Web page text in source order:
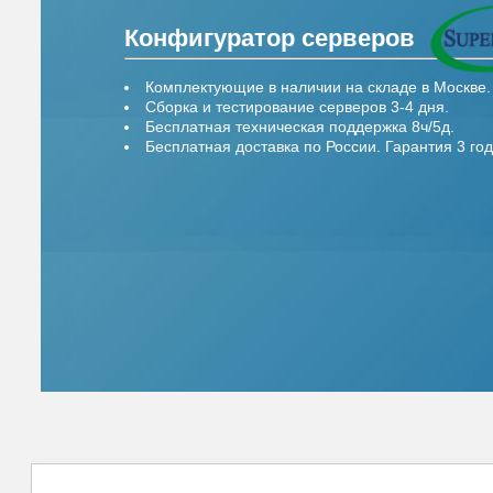
Конфигуратор серверов
Комплектующие в наличии на складе в Москве.
Сборка и тестирование серверов 3-4 дня.
Бесплатная техническая поддержка 8ч/5д.
Бесплатная доставка по России. Гарантия 3